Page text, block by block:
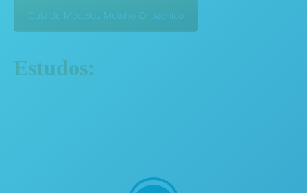
Guia de Modelos Moinho Criogênico
Estudos: